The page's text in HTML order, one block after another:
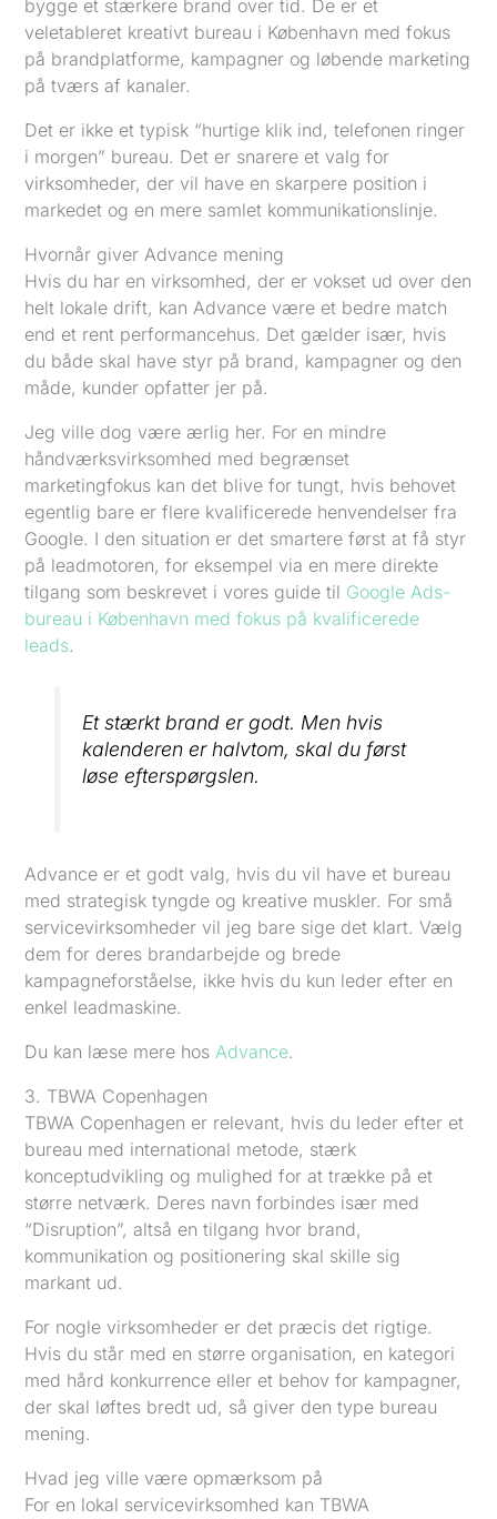
bygge et stærkere brand over tid. De er et
veletableret kreativt bureau i København med fokus
på brandplatforme, kampagner og løbende marketing
på tværs af kanaler.
Det er ikke et typisk “hurtige klik ind, telefonen ringer
i morgen” bureau. Det er snarere et valg for
virksomheder, der vil have en skarpere position i
markedet og en mere samlet kommunikationslinje.
Hvornår giver Advance mening
Hvis du har en virksomhed, der er vokset ud over den
helt lokale drift, kan Advance være et bedre match
end et rent performancehus. Det gælder især, hvis
du både skal have styr på brand, kampagner og den
måde, kunder opfatter jer på.
Jeg ville dog være ærlig her. For en mindre
håndværksvirksomhed med begrænset
marketingfokus kan det blive for tungt, hvis behovet
egentlig bare er flere kvalificerede henvendelser fra
Google. I den situation er det smartere først at få styr
på leadmotoren, for eksempel via en mere direkte
tilgang som beskrevet i vores guide til Google Ads-
bureau i København med fokus på kvalificerede
leads.
Et stærkt brand er godt. Men hvis
kalenderen er halvtom, skal du først
løse efterspørgslen.
Advance er et godt valg, hvis du vil have et bureau
med strategisk tyngde og kreative muskler. For små
servicevirksomheder vil jeg bare sige det klart. Vælg
dem for deres brandarbejde og brede
kampagneforståelse, ikke hvis du kun leder efter en
enkel leadmaskine.
Du kan læse mere hosAdvance.
3. TBWA Copenhagen
TBWA Copenhagen er relevant, hvis du leder efter et
bureau med international metode, stærk
konceptudvikling og mulighed for at trække på et
større netværk. Deres navn forbindes især med
“Disruption”, altså en tilgang hvor brand,
kommunikation og positionering skal skille sig
markant ud.
For nogle virksomheder er det præcis det rigtige.
Hvis du står med en større organisation, en kategori
med hård konkurrence eller et behov for kampagner,
der skal løftes bredt ud, så giver den type bureau
mening.
Hvad jeg ville være opmærksom på
For en lokal servicevirksomhed kan TBWA